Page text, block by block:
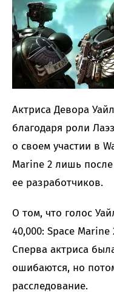
Актриса Девора
благодаря роли
о своем участии в
Marine 2 лишь
ее разработчиков.
О том, что голос
40,000: Space
Сперва актриса
ошибаются, но
расследование.